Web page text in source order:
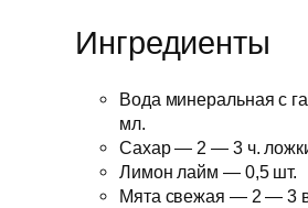
Ингредиенты
Вода минеральная с
мл.
Сахар — 2 — 3 ч.
Лимон лайм — 0,5 шт.
Мята свежая — 2 — 3